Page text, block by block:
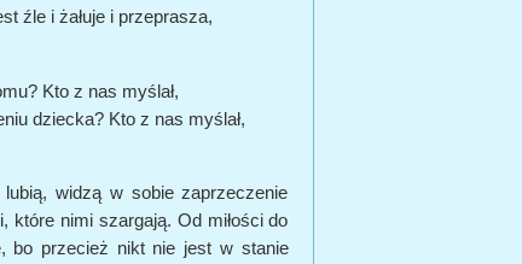
źle i żałuje i przeprasza,
Kto z nas myślał,
dziecka? Kto z nas myślał,
widzą w sobie zaprzeczenie
które nimi szargają. Od miłości do
bo przecież nikt nie jest w stanie